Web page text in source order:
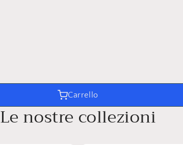
Carrello
Le nostre collezioni